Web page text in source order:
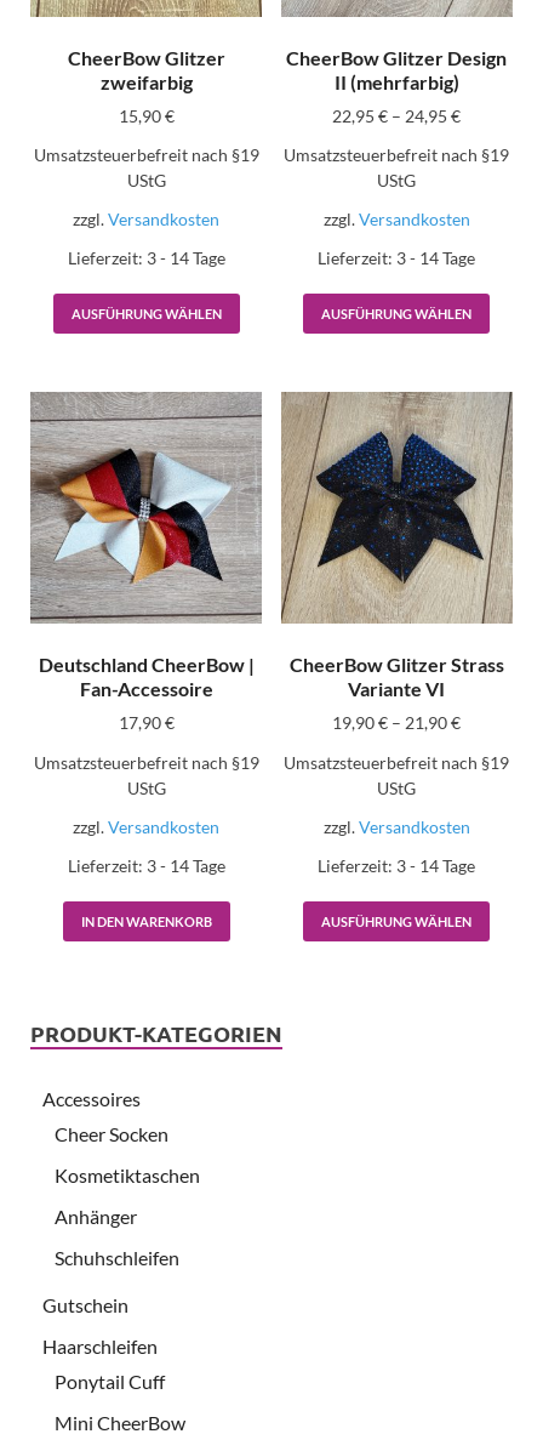
CheerBow Glitzer
zweifarbig
15,90€
Umsatzsteuerbefreit nach §19
UStG
zzgl.Versandkosten
Lieferzeit: 3 - 14 Tage
AUSFÜHRUNG WÄHLEN
CheerBow Glitzer Design
II (mehrfarbig)
22,95€ – 24,95€
Umsatzsteuerbefreit nach §19
UStG
zzgl.Versandkosten
Lieferzeit: 3 - 14 Tage
AUSFÜHRUNG WÄHLEN
Deutschland CheerBow |
Fan-Accessoire
17,90€
Umsatzsteuerbefreit nach §19
UStG
zzgl.Versandkosten
Lieferzeit: 3 - 14 Tage
IN DEN WARENKORB
CheerBow Glitzer Strass
Variante VI
19,90€ – 21,90€
Umsatzsteuerbefreit nach §19
UStG
zzgl.Versandkosten
Lieferzeit: 3 - 14 Tage
AUSFÜHRUNG WÄHLEN
PRODUKT-KATEGORIEN
Accessoires
Cheer Socken
Kosmetiktaschen
Anhänger
Schuhschleifen
Gutschein
Haarschleifen
Ponytail Cuff
Mini CheerBow